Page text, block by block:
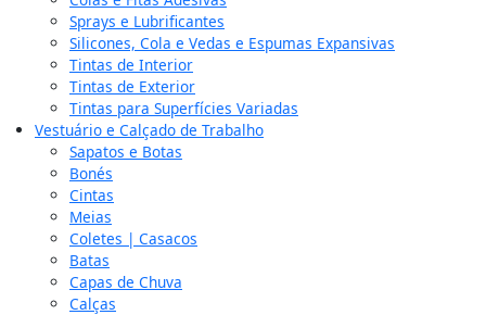
Sprays e Lubrificantes
Silicones, Cola e Vedas e Espumas Expansivas
Tintas de Interior
Tintas de Exterior
Tintas para Superfícies Variadas
Vestuário e Calçado de Trabalho
Sapatos e Botas
Bonés
Cintas
Meias
Coletes | Casacos
Batas
Capas de Chuva
Calças